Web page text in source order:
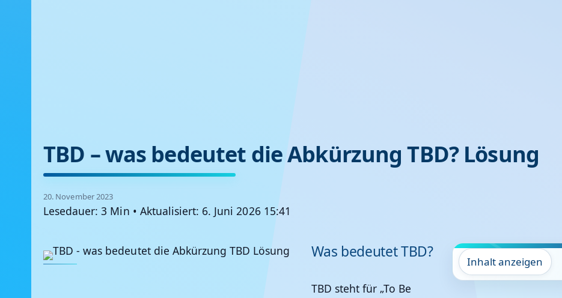
TBD – was bedeutet die Abkürzung TBD? Lösung
20. November 2023
Lesedauer: 3 Min • Aktualisiert: 6. Juni 2026 15:41
Inhalt anzeigen
Was bedeutet TBD?
TBD steht für „To Be